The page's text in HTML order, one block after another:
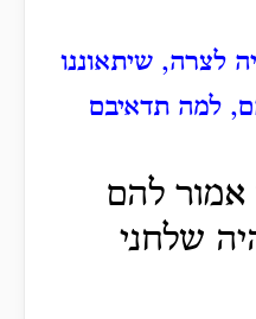
לצרה, שיתאוננו
למה תדאיבם
להם
שלחני